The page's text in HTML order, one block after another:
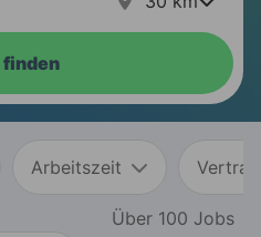
finden
Arbeitszeit
Über 100 Jobs